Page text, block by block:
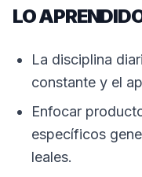
LO
La disciplina
constante y el
Enfocar
específicos
leales.